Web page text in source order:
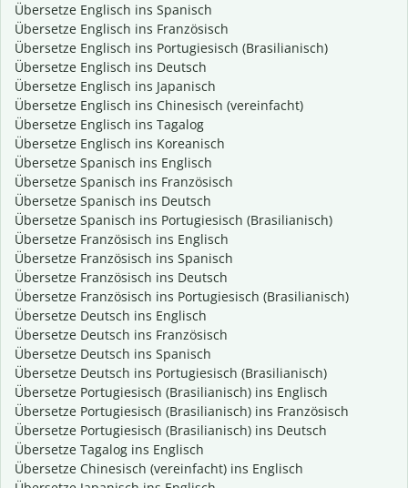
Übersetze Englisch ins Spanisch
Übersetze Englisch ins Französisch
Übersetze Englisch ins Portugiesisch (Brasilianisch)
Übersetze Englisch ins Deutsch
Übersetze Englisch ins Japanisch
Übersetze Englisch ins Chinesisch (vereinfacht)
Übersetze Englisch ins Tagalog
Übersetze Englisch ins Koreanisch
Übersetze Spanisch ins Englisch
Übersetze Spanisch ins Französisch
Übersetze Spanisch ins Deutsch
Übersetze Spanisch ins Portugiesisch (Brasilianisch)
Übersetze Französisch ins Englisch
Übersetze Französisch ins Spanisch
Übersetze Französisch ins Deutsch
Übersetze Französisch ins Portugiesisch (Brasilianisch)
Übersetze Deutsch ins Englisch
Übersetze Deutsch ins Französisch
Übersetze Deutsch ins Spanisch
Übersetze Deutsch ins Portugiesisch (Brasilianisch)
Übersetze Portugiesisch (Brasilianisch) ins Englisch
Übersetze Portugiesisch (Brasilianisch) ins Französisch
Übersetze Portugiesisch (Brasilianisch) ins Deutsch
Übersetze Tagalog ins Englisch
Übersetze Chinesisch (vereinfacht) ins Englisch